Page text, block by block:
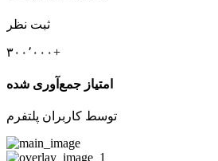
ثبت نظر
۳۰۰٬۰۰۰+
امتیاز جمع‌آوری شده
توسط کاربران پلتفرم